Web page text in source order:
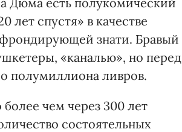
лет спустя» в качестве
знати. Бравый
«каналью», но перед
полумиллиона ливров.
чем через 300 лет
состоятельных